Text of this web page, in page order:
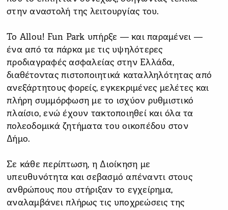
στην αναστολή της λειτουργίας του.
Το Allou! Fun Park υπήρξε — και παραμένει —
ένα από τα πάρκα με τις υψηλότερες
προδιαγραφές ασφαλείας στην Ελλάδα,
διαθέτοντας πιστοποιητικά καταλληλότητας από
ανεξάρτητους φορείς, εγκεκριμένες μελέτες και
πλήρη συμμόρφωση με το ισχύον ρυθμιστικό
πλαίσιο, ενώ έχουν τακτοποιηθεί και όλα τα
πολεοδομικά ζητήματα του οικοπέδου στον
Δήμο.
Σε κάθε περίπτωση, η Διοίκηση με
υπευθυνότητα και σεβασμό απέναντι στους
ανθρώπους που στήριξαν το εγχείρημα,
αναλαμβάνει πλήρως τις υποχρεώσεις της